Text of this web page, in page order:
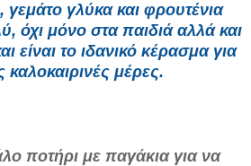
γεμάτο γλύκα και φρουτένια
όχι μόνο στα παιδιά αλλά και
είναι το ιδανικό κέρασμα για
καλοκαιρινές μέρες.
ποτήρι με παγάκια για να